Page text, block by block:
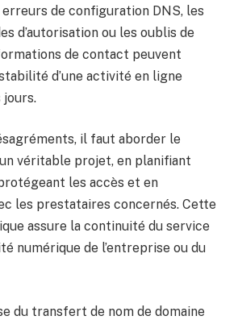
erreurs de configuration DNS, les
d’autorisation ou les oublis de
de contact peuvent
d’une activité en ligne
jours.
il faut aborder le
véritable projet, en planifiant
les accès et en
les prestataires concernés. Cette
assure la continuité du service
numérique de l’entreprise ou du
du transfert de nom de domaine